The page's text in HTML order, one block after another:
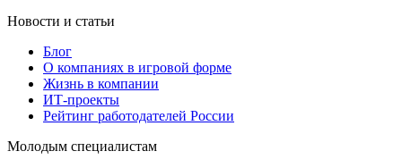
Новости и статьи
Блог
О компаниях в игровой форме
Жизнь в компании
ИТ-проекты
Рейтинг работодателей России
Молодым специалистам